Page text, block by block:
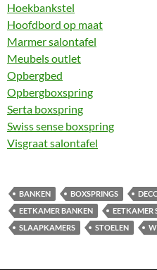
Hoekbankstel
Hoofdbord op maat
Marmer salontafel
Meubels outlet
Opbergbed
Opbergboxspring
Serta boxspring
Swiss sense boxspring
Visgraat salontafel
BANKEN BOXSPRINGS
EETKAMER BANKEN
EETKAMER
SLAAPKAMERS
STOELEN